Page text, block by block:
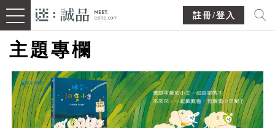
註冊/登入
主題專欄